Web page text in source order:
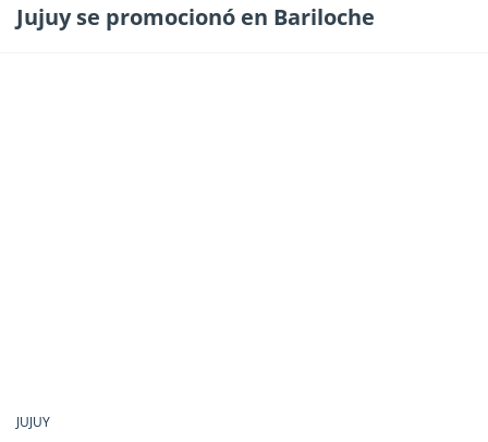
Jujuy se promocionó en Bariloche
JUJUY